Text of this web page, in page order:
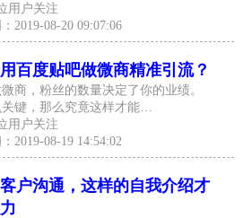
用户关注
2019-08-20 09:07:06
百度贴吧做微商精准引流？
商，粉丝的数量决定了你的业绩。
键，那么究竟这样才能…
用户关注
2019-08-19 14:54:02
户沟通，这样的自我介绍才